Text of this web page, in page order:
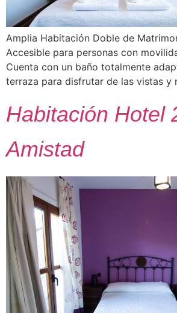
Amplia Habitación Doble de
Accesible para personas con
Cuenta con un baño totalmente
terraza para disfrutar de las vistas y
Habitación Hotel
Amistad